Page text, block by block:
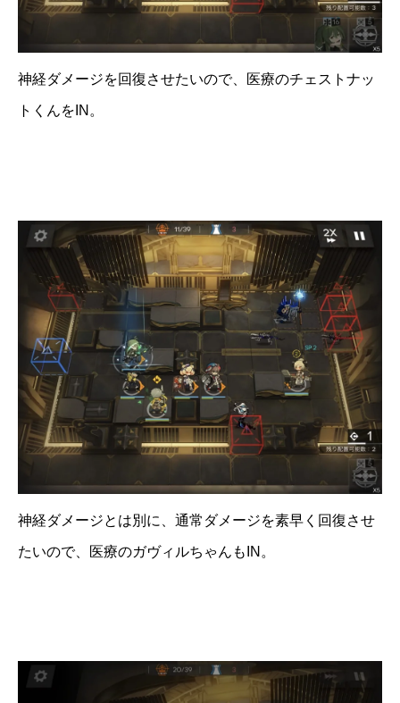
神経ダメージを回復させたいので、医療のチェストナッ
トくんをIN。
神経ダメージとは別に、通常ダメージを素早く回復させ
たいので、医療のガヴィルちゃんもIN。